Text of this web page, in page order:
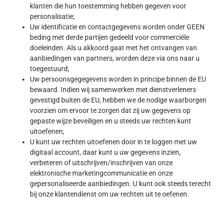
klanten die hun toestemming hebben gegeven voor
personalisatie;
Uw identificatie en contactgegevens worden onder GEEN
beding met derde partijen gedeeld voor commerciële
doeleinden. Als u akkoord gaat met het ontvangen van
aanbiedingen van partners, worden deze via ons naar u
toegestuurd;
Uw persoonsgegegevens worden in principe binnen de EU
bewaard. Indien wij samenwerken met dienstverleners
gevestigd buiten de EU, hebben we de nodige waarborgen
voorzien om ervoor te zorgen dat zij uw gegevens op
gepaste wijze beveiligen en u steeds uw rechten kunt
uitoefenen;
U kunt uw rechten uitoefenen door in te loggen met uw
digitaal account, daar kunt u uw gegevens inzien,
verbeteren of uitschrijven/inschrijven van onze
elektronische marketingcommunicatie en onze
gepersonaliseerde aanbiedingen. U kunt ook steeds terecht
bij onze klantendienst om uw rechten uit te oefenen.